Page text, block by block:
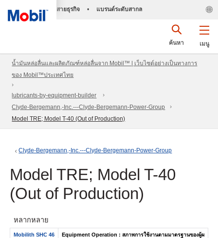
สายธุรกิจ • แบรนด์ระดับสากล
เมนู
ค้นหา
น้ำมันหล่อลื่นและผลิตภัณฑ์หล่อลื่นจาก Mobil™ | เว็บไซต์อย่างเป็นทางการ
ของ Mobil™ประเทศไทย
lubricants-by-equipment-builder
Clyde-Bergemann,-Inc.---Clyde-Bergemann-Power-Group
Model TRE; Model T-40 (Out of Production)
Clyde-Bergemann,-Inc.---Clyde-Bergemann-Power-Group
Model TRE; Model T-40
(Out of Production)
หลากหลาย
Mobilith SHC 46
Equipment Operation : สภาพการใช้งานตามมาตรฐานของผู้ผ